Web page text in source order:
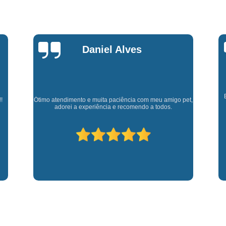
Microchipagem em Cachorros
Microchipagem
Ozonioterapia em Cães
Ozonioterapia para Cachorro São
Marly Rosa
Experiência muito boa, trata meus animaizinhos super
bem além de ter ótimos doutores que estão sempre
disponíveis para retirar dúvidas.